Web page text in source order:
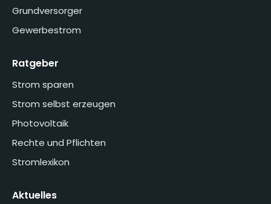
Grundversorger
Gewerbestrom
Ratgeber
Strom sparen
Strom selbst erzeugen
Photovoltaik
Rechte und Pflichten
Stromlexikon
Aktuelles